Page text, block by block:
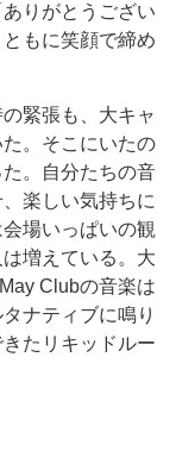
りがとうござい
もに笑顔で締め
緊張も、大キャ
。そこにいたの
。自分たちの音
楽しい気持ちに
場いっぱいの観
増えている。大
Clubの音楽は
ナティブに鳴り
たリキッドルー